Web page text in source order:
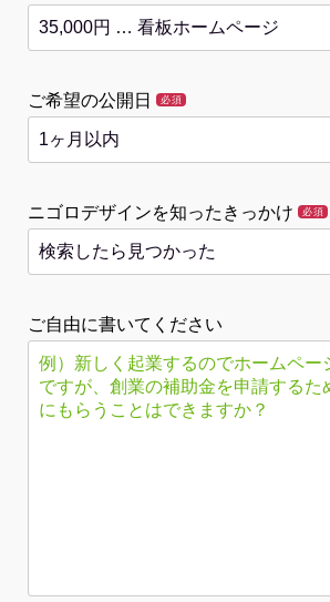
ご希望の公開日 必須
ニゴロデザインを知ったきっかけ 必須
ご自由に書いてください